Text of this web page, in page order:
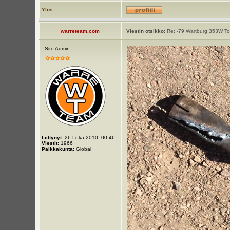
Ylös
warreteam.com Viestin otsikko:Re: -79 Wartburg 353W
Site Admin
Liittynyt:26 Loka 2010, 00:46
Viestit:1966
Paikkakunta:Global